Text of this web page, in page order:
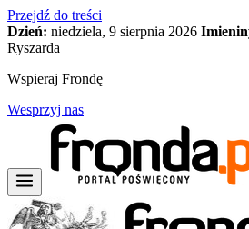
Przejdź do treści
Dzień: niedziela, 9 sierpnia 2026
Ryszarda
Wspieraj Frondę
Wesprzyj nas